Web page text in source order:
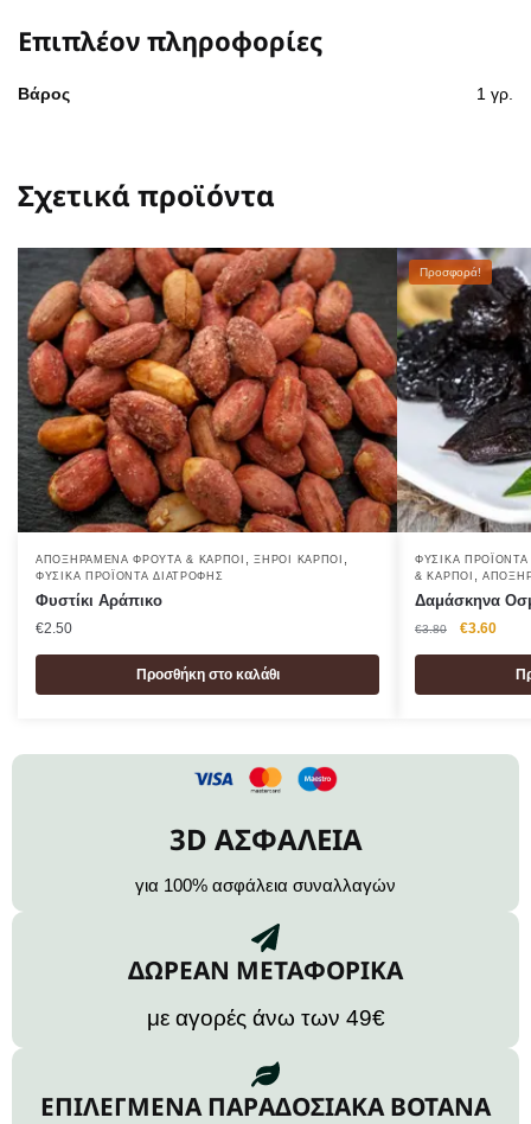
Επιπλέον πληροφορίες
Βάρος 1 γρ.
Σχετικά προϊόντα
ΑΠΟΞΗΡΑΜΈΝΑ ΦΡΟΎΤΑ & ΚΑΡΠΟΊ ,ΞΗΡΟΊ ΚΑΡΠΟΊ
ΦΥΣΙΚΆ ΠΡΟΪΌΝΤΑ ΔΙΑΤΡΟΦΉΣ
Φυστίκι Αράπικο
€2.50
Προσθήκη στο καλάθι
Προσφορά!
ΦΥΣΙΚΆ
& ΚΑΡΠΟΊ
,
Δαμάσκηνα
€3.80 €3.60
3D ΑΣΦΑΛΕΙΑ
για 100% ασφάλεια συναλλαγών
ΔΩΡΕΑΝ ΜΕΤΑΦΟΡΙΚΑ
με αγορές άνω των 49€
ΕΠΙΛΕΓΜΕΝΑ ΠΑΡΑΔΟΣΙΑΚΑ ΒΟΤΑΝΑ